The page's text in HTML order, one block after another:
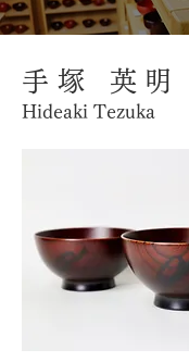
Hideaki Tezuka
手塚 英明